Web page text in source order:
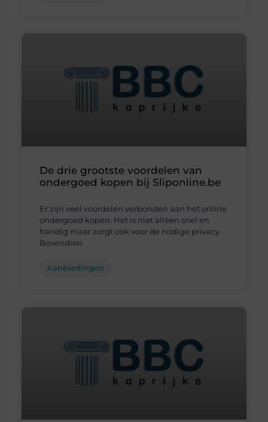
De drie grootste voordelen van
ondergoed kopen bij Sliponline.be
Er zijn veel voordelen verbonden aan het online
ondergoed kopen. Het is niet alleen snel en
handig maar zorgt ook voor de nodige privacy.
Bovendien
Aanbiedingen